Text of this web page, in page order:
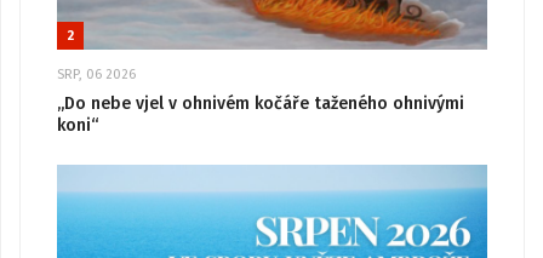
2
SRP, 06 2026
„Do nebe vjel v ohnivém kočáře taženého ohnivými
koni“